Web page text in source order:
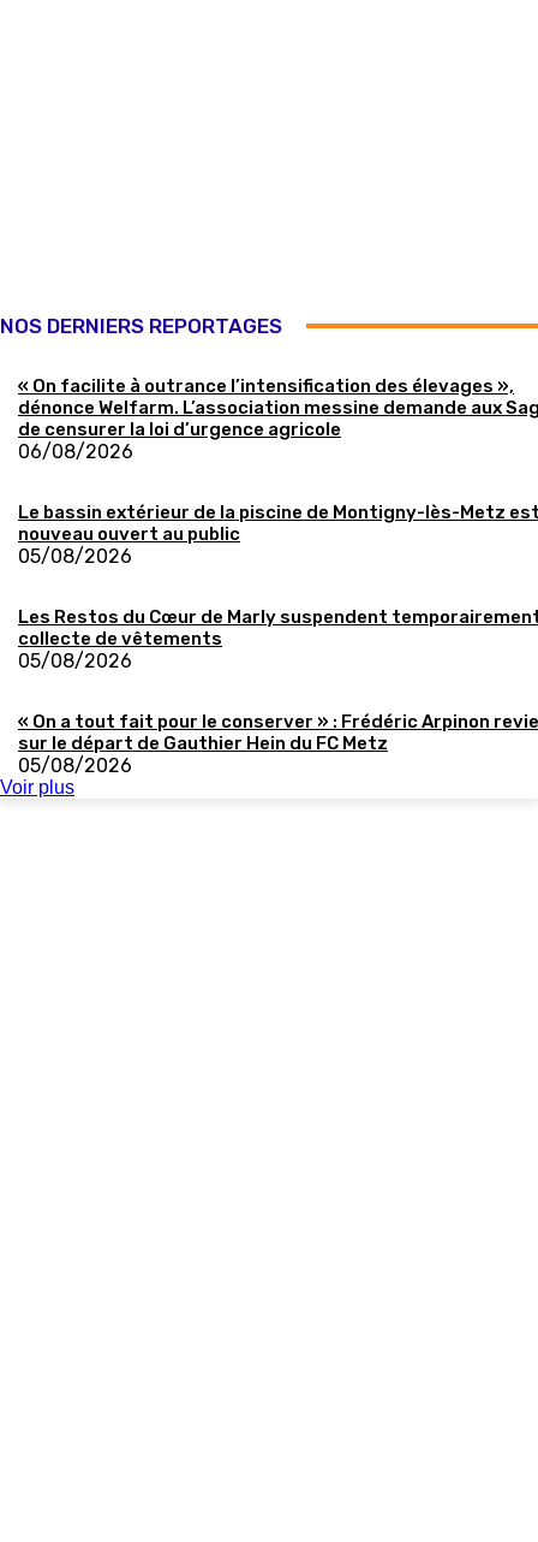
NOS DERNIERS REPORTAGES
« On facilite à outrance l’intensification des élevages »,
dénonce Welfarm. L’association messine demande aux
de censurer la loi d’urgence agricole
06/08/2026
Le bassin extérieur de la piscine de Montigny-lès-Metz
nouveau ouvert au public
05/08/2026
Les Restos du Cœur de Marly suspendent
collecte de vêtements
05/08/2026
« On a tout fait pour le conserver » : Frédéric Arpinon
sur le départ de Gauthier Hein du FC Metz
05/08/2026
Voir plus